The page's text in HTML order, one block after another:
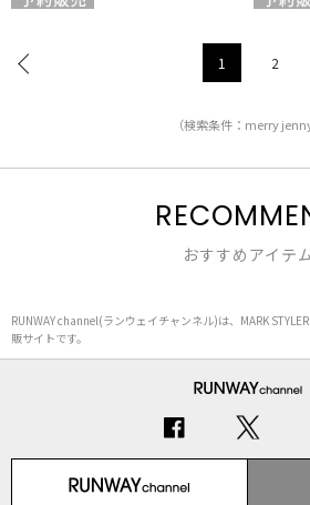
1 2
（検索条件：merry jenny
おすすめアイテ
RUNWAY channel(ランウェイチャンネル)は、MARK
販サイトです。